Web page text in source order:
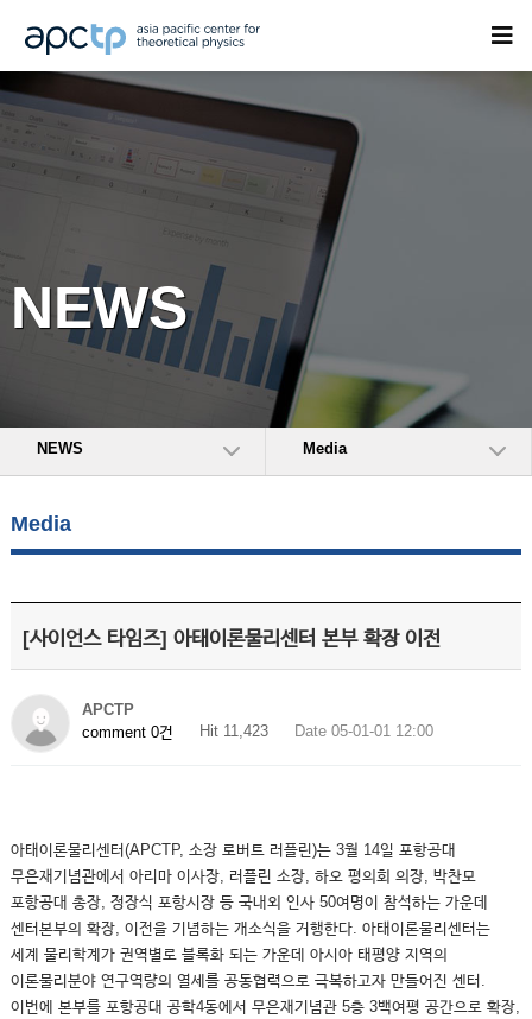
NEWS
NEWS Media
Media
[사이언스 타임즈] 아태이론물리센터 본부 확장 이전
APCTP
comment 0건
Hit 11,423 Date 05-01-01 12:00
아태이론물리센터(APCTP, 소장 로버트 러플린)는 3월 14일 포항공대
무은재기념관에서 아리마 이사장, 러플린 소장, 하오 평의회 의장, 박찬모
포항공대 총장, 정장식 포항시장 등 국내외 인사 50여명이 참석하는 가운데
센터본부의 확장, 이전을 기념하는 개소식을 거행한다. 아태이론물리센터는
세계 물리학계가 권역별로 블록화 되는 가운데 아시아 태평양 지역의
이론물리분야 연구역량의 열세를 공동협력으로 극복하고자 만들어진 센터.
이번에 본부를 포항공대 공학4동에서 무은재기념관 5층 3백여평 공간으로 확장,